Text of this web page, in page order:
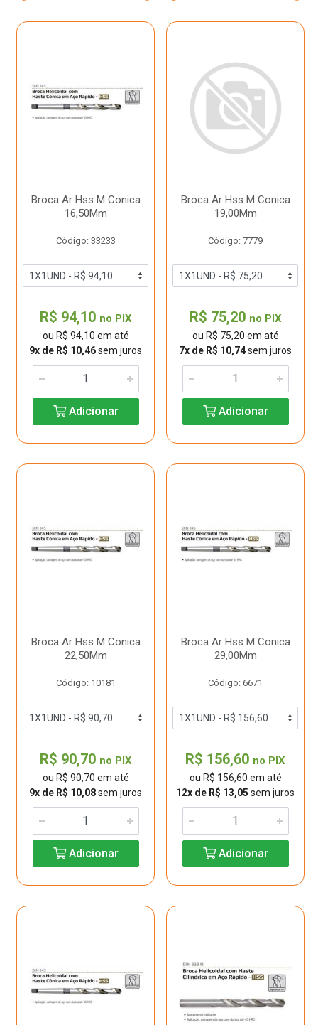
Broca Ar Hss M Conica
16,50Mm
Código: 33233
R$ 94,10 no PIX
ou R$ 94,10 em até
9x de R$ 10,46sem juros
Adicionar
Broca Ar Hss M Conica
19,00Mm
Código: 7779
R$ 75,20 no PIX
ou R$ 75,20 em até
7x de R$ 10,74sem juros
Adicionar
Broca Ar Hss M Conica
22,50Mm
Código: 10181
R$ 90,70 no PIX
ou R$ 90,70 em até
9x de R$ 10,08sem juros
Adicionar
Broca Ar Hss M Conica
29,00Mm
Código: 6671
R$ 156,60 no PIX
ou R$ 156,60 em até
12x de R$ 13,05 sem juros
Adicionar